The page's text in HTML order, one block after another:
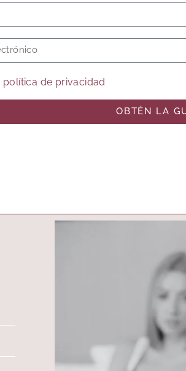
política de privacidad
OBTÉN LA